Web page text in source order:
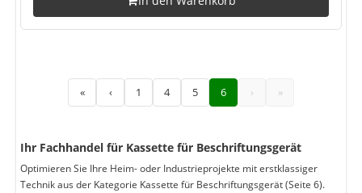
« ‹ 1 4 5 6 › »
Ihr Fachhandel für Kassette für Beschriftungsgerät
Optimieren Sie Ihre Heim- oder Industrieprojekte mit erstklassiger
Technik aus der Kategorie Kassette für Beschriftungsgerät (Seite 6).